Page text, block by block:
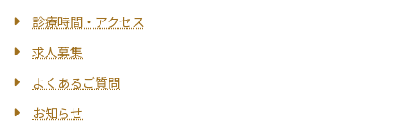
診療時間・アクセス
求人募集
よくあるご質問
お知らせ